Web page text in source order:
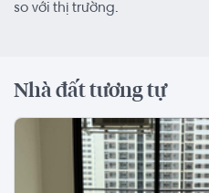
so với thị trường.
Nhà đất tương tự